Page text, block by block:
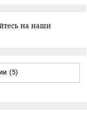
на наши
(5)